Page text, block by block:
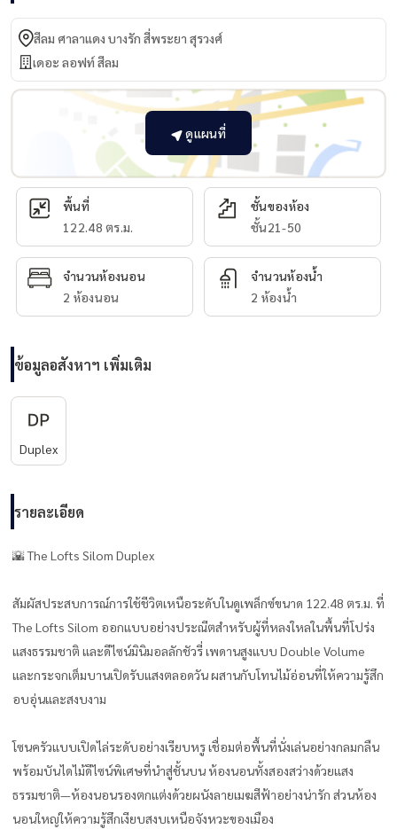
สีลม ศาลาแดง บางรัก สี่พระยา สุรวงศ์
เดอะ ลอฟท์ สีลม
ดูแผนที่
พื้นที่
122.48 ตร.ม.
ชั้นของห้อง
ชั้น21-50
จำนวนห้องนอน
2 ห้องนอน
จำนวนห้องน้ำ
2 ห้องน้ำ
ข้อมูลอสังหาฯ เพิ่มเติม
Duplex
รายละเอียด
🌇 The Lofts Silom Duplex
สัมผัสประสบการณ์การใช้ชีวิตเหนือระดับในดูเพล็กซ์ขนาด 122.48 ตร.ม. ที่
The Lofts Silom ออกแบบอย่างประณีตสำหรับผู้ที่หลงใหลในพื้นที่โปร่ง
แสงธรรมชาติ และดีไซน์มินิมอลลักชัวรี่ เพดานสูงแบบ Double Volume
และกระจกเต็มบานเปิดรับแสงตลอดวัน ผสานกับโทนไม้อ่อนที่ให้ความรู้สึก
อบอุ่นและสงบงาม
โซนครัวแบบเปิดไล่ระดับอย่างเรียบหรู เชื่อมต่อพื้นที่นั่งเล่นอย่างกลมกลืน
พร้อมบันไดไม้ดีไซน์พิเศษที่นำสู่ชั้นบน ห้องนอนทั้งสองสว่างด้วยแสง
ธรรมชาติ—ห้องนอนรองตกแต่งด้วยผนังลายเมฆสีฟ้าอย่างน่ารัก ส่วนห้อง
นอนใหญ่ให้ความรู้สึกเงียบสงบเหนือจังหวะของเมือง